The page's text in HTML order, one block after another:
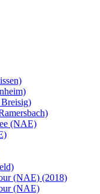
(NAE)
(NAE) (2018)
(NAE)